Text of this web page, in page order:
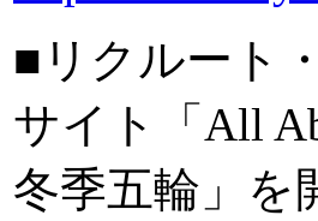
■リクルート
サイト「All
冬季五輪」を